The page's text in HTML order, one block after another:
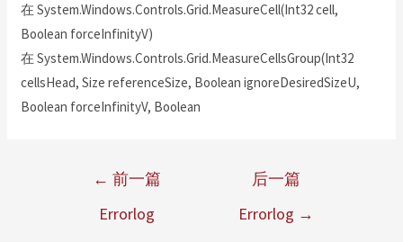
在 System.Windows.Controls.Grid.MeasureCell(Int32 cell,
Boolean forceInfinityV)
在 System.Windows.Controls.Grid.MeasureCellsGroup(Int32
cellsHead, Size referenceSize, Boolean ignoreDesiredSizeU,
Boolean forceInfinityV, Boolean
← 前一篇
Errorlog
后一篇
Errorlog →